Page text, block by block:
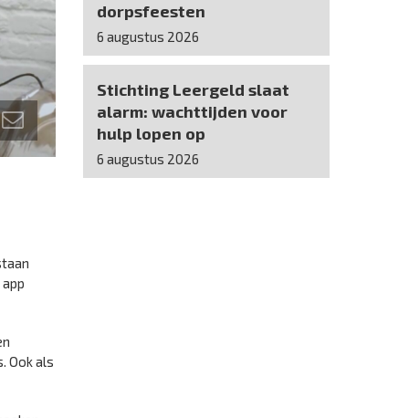
Ook als
dorpsfeesten
6 augustus 2026
Stichting Leergeld slaat
alarm: wachttijden voor
hulp lopen op
6 augustus 2026